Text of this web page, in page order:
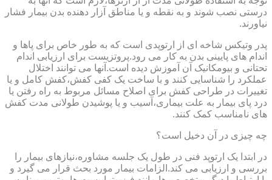
درستی نصب شوند و به نقطه و یا مناطق آزار دهنده بدن بیمار فشار
نیاورند.
پدر وتیکس شاخه ای از ارتوپدی است که به طور خاص برای پاها و
اندام های پایینی بدن به کار می رود.پروتزیست برای ارزیابی اندام
تحتانی و بیومکانیک آن آموزش دیده است.آنها می توانند اختلال
عملکرد را شناسایی کنند و با ساخت یک کفی کفش،کفش کامل و یا
تغییرات در طراحی کفش برای اصلاح مسائل مربوط به راه رفتن یا
درد پای بیمار به علت بیماری،آسیب و یا پوشیدن طولانی مدت کفش
های نامناسب کمک کنند.
چه چیزی در آن دخیل است؟
در ابتدا یک ارتوپد فنی در طول یک جلسه مشاوره،نیازهای بیمار را
بررسی و ارزیابی می کند.الزامات بیمار مورد بحث قرار می گیرد و